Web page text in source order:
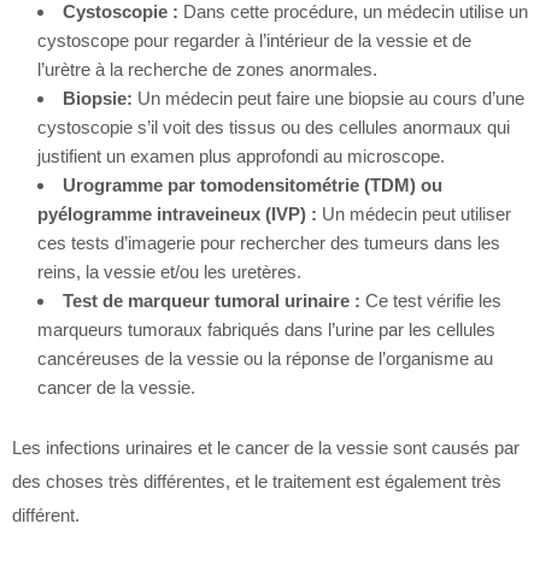
Cystoscopie : Dans cette procédure, un médecin utilise un
cystoscope pour regarder à l’intérieur de la vessie et de
l’urètre à la recherche de zones anormales.
Biopsie: Un médecin peut faire une biopsie au cours d’une
cystoscopie s’il voit des tissus ou des cellules anormaux qui
justifient un examen plus approfondi au microscope.
Urogramme par tomodensitométrie (TDM) ou
pyélogramme intraveineux (IVP) : Un médecin peut utiliser
ces tests d’imagerie pour rechercher des tumeurs dans les
reins, la vessie et/ou les uretères.
Test de marqueur tumoral urinaire : Ce test vérifie les
marqueurs tumoraux fabriqués dans l’urine par les cellules
cancéreuses de la vessie ou la réponse de l’organisme au
cancer de la vessie.
Les infections urinaires et le cancer de la vessie sont causés par
des choses très différentes, et le traitement est également très
différent.